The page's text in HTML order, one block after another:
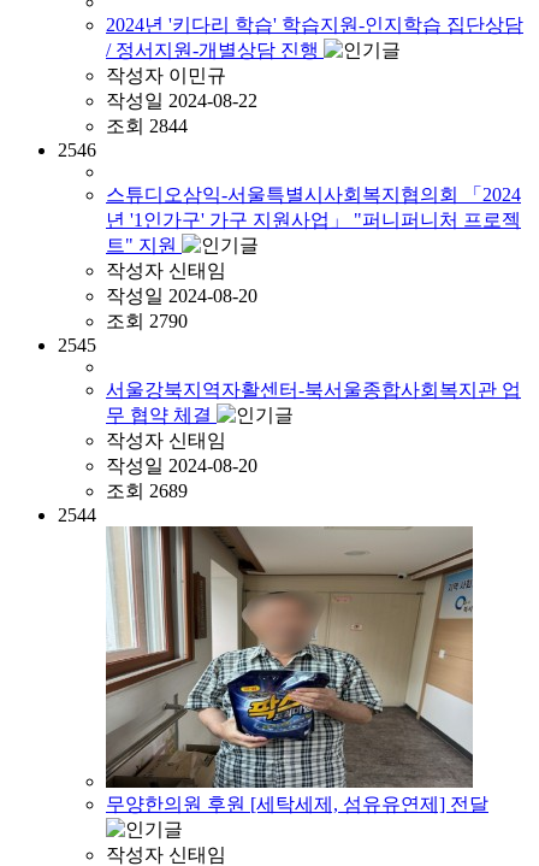
2024년 '키다리 학습' 학습지원-인지학습 집단상담
/ 정서지원-개별상담 진행
작성자 이민규
작성일 2024-08-22
조회 2844
2546
스튜디오삼익-서울특별시사회복지협의회 「2024
년 '1인가구' 가구 지원사업」 "퍼니퍼니처 프로젝
트" 지원
작성자 신태임
작성일 2024-08-20
조회 2790
2545
서울강북지역자활센터-북서울종합사회복지관 업
무 협약 체결
작성자 신태임
작성일 2024-08-20
조회 2689
2544
무양한의원 후원 [세탁세제, 섬유유연제] 전달
작성자 신태임